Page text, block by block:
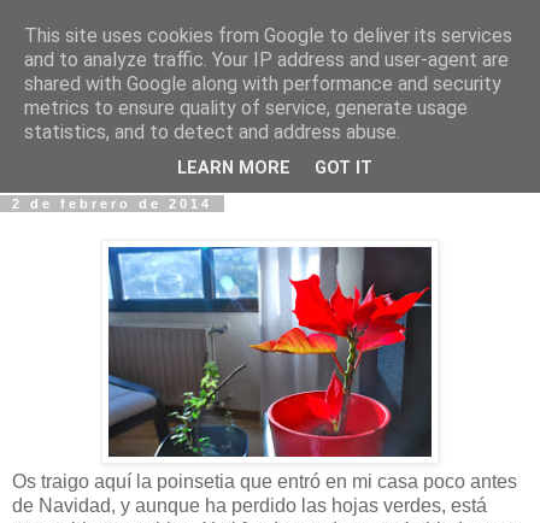
Fotos y Cosas
Miguel Sáenz de Santa María Elizalde
"Un blog es como un diario, pero sin candado".
2 de febrero de 2014
Os traigo aquí la poinsetia que entró en mi casa poco antes
de Navidad, y aunque ha perdido las hojas verdes, está
This site uses cookies from Google to deliver its services
and to analyze traffic. Your IP address and user-agent are
shared with Google along with performance and security
metrics to ensure quality of service, generate usage
statistics, and to detect and address abuse.
LEARN MORE GOT IT